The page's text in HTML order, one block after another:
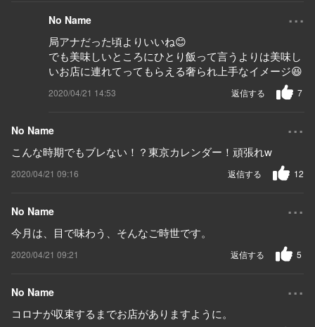
No Name ...
局アナだった頃よりいいね😊
でも美味しいところにひとり飯って言うよりは美味し
いお店に連れてってもらえる奢られ上手なイメージ😆
2020/04/21 14:53 7
返信する
No Name ...
こんな時期でもブレない！？東京カレンダー！頑張れw
2020/04/21 09:16 12
返信する
No Name ...
今月は、目で味わう、そんなご時世です。
2020/04/21 09:21 5
返信する
No Name ...
コロナが収束するまでお店がありますように。